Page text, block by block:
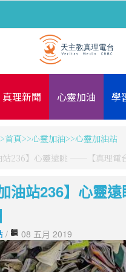
真理新聞 心靈加油 學
首頁 心靈加油
心靈加油站
站236】心靈遠眺 ──【真理電
加油站236】心靈
/ 08 五月 2019